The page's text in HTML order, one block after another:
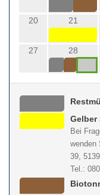
20 21
27 28
Gelber
Bei
wenden
39,
Tel.: